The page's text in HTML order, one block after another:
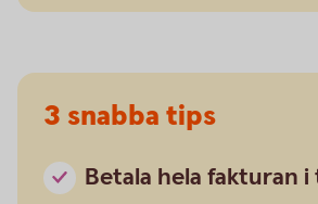
3 snabba tips
Betala hela fakturan i